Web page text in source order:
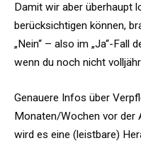
Damit wir aber überhaupt
berücksichtigen können,
„Nein“ – also im „Ja“-Fall
wenn du noch nicht
Genauere Infos über
Monaten/Wochen vor der
wird es eine (leistbare)